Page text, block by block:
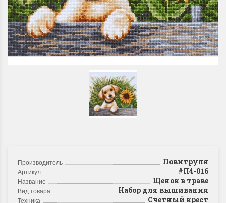
Производитель Повитруля
Артикул #П4-016
Название Щенок в траве
Вид товара Набор для вышивания
Техника Счетный крест